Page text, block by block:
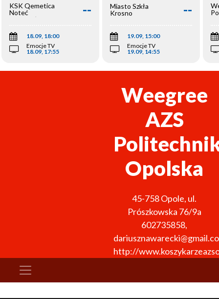
KSK Qemetica
Noteć
Inowrocław
--
18.09, 18:00
Emocje TV
18.09, 17:55
Miasto Szkła
Krosno
--
19.09, 15:00
Emocje TV
19.09, 14:55
Weegree
AZS
Opolska
45-758Opole, ul.
Prószkowska 76/9a
602735858,
http://